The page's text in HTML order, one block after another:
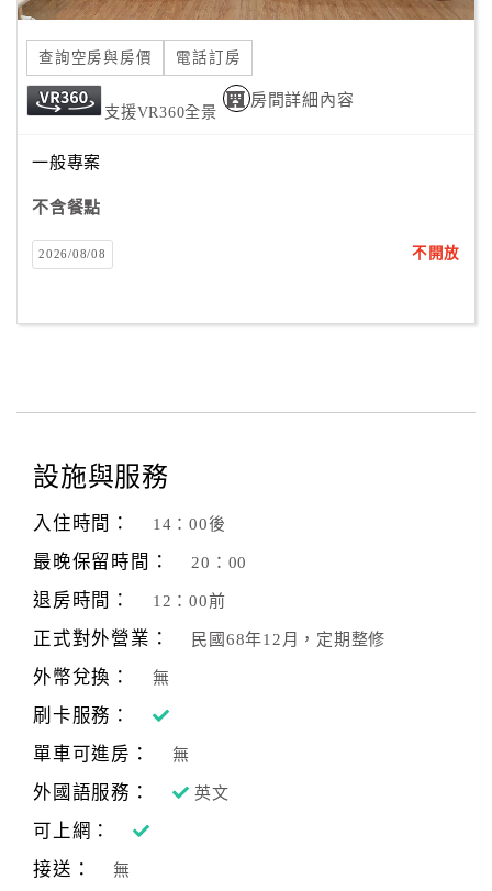
合
作
提
案
店
作
作
旅
伴
劃
商
品
傳
查詢空房與房價 電話訂房
支援VR360全景
房間詳細內容
一般專案
不含餐點
2026/08/08 不開放
設施與服務
入住時間： 14：00後
最晚保留時間： 20：00
退房時間： 12：00前
正式對外營業： 民國68年12月，定期整修
外幣兌換： 無
刷卡服務：
單車可進房：
無
外國語服務： 英文
可上網：
接送：
無